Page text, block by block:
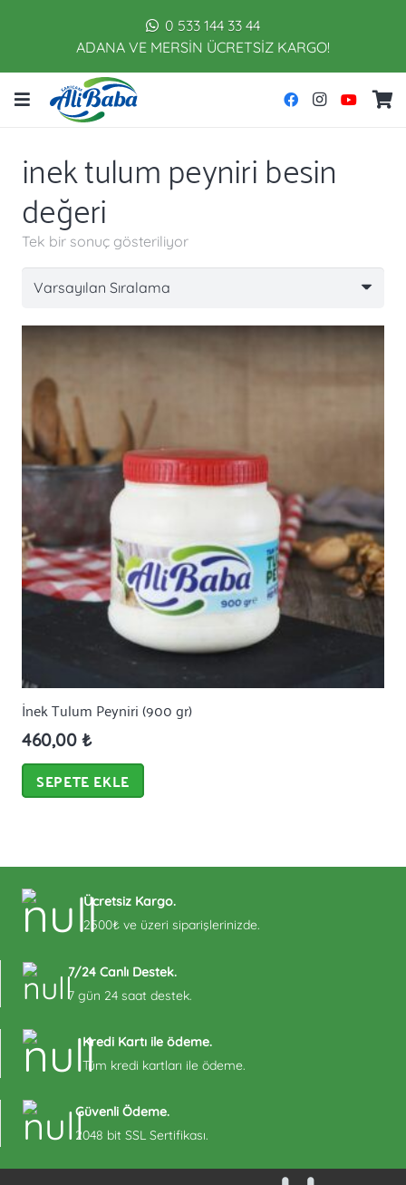
0 533 144 33 44
ADANA VE MERSİN ÜCRETSİZ KARGO!
inek tulum peyniri besin
değeri
Tek bir sonuç gösteriliyor
İnek Tulum Peyniri (900 gr)
460,00 ₺
SEPETE EKLE
Ücretsiz Kargo.
2500₺ ve üzeri siparişlerinizde.
7/24 Canlı Destek.
7 gün 24 saat destek.
Kredi Kartı ile ödeme.
Tüm kredi kartları ile ödeme.
Güvenli Ödeme.
2048 bit SSL Sertifikası.